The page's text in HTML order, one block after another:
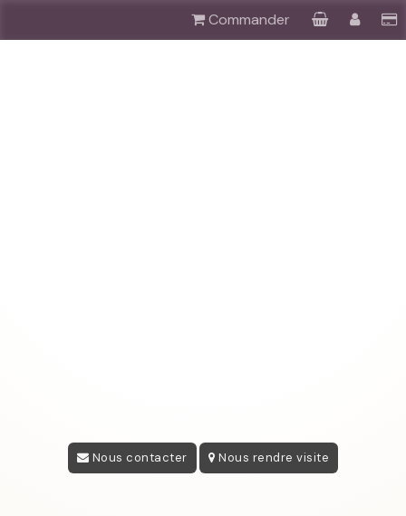
Commander
Nous contacter Nous rendre visite